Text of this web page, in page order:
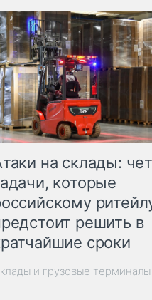
на склады:
которые
решить в
сроки
и грузовые терминалы